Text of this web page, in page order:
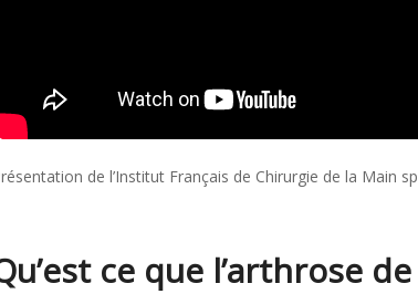
de l’Institut Français de Chirurgie de la Main
ce que l’arthrose de